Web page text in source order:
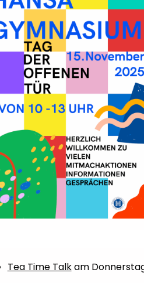
Tea Time Talkam